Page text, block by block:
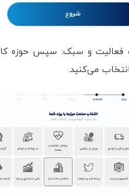
فعالیت و سبک: سپس حوزه
می‌کنید.